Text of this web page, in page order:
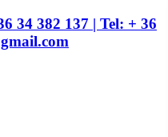
34 382 137 | Tel: + 36